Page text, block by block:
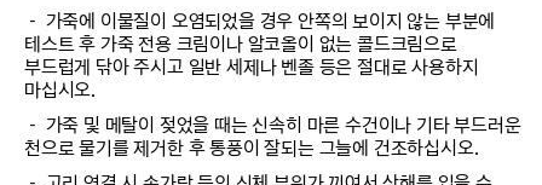
－ 가죽에 이물질이 오염되었을 경우 안쪽의 보이지 않는 부분에
테스트 후 가죽 전용 크림이나 알코올이 없는 콜드크림으로
부드럽게 닦아 주시고 일반 세제나 벤졸 등은 절대로 사용하지
마십시오.
－ 가죽 및 메탈이 젖었을 때는 신속히 마른 수건이나 기타 부드러운
천으로 물기를 제거한 후 통풍이 잘되는 그늘에 건조하십시오.